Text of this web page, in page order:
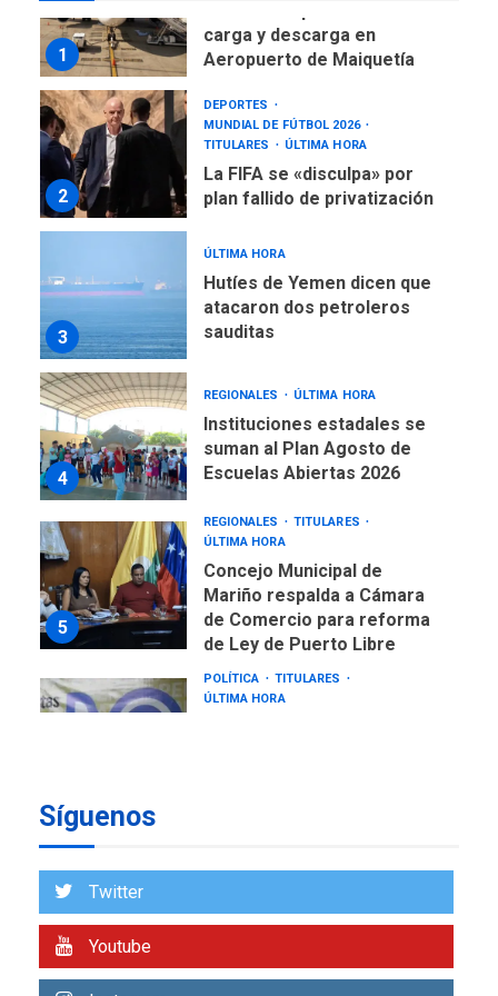
1
carga y descarga en
Aeropuerto de Maiquetía
2
DEPORTES
MUNDIAL DE FÚTBOL 2026
TITULARES
ÚLTIMA HORA
La FIFA se «disculpa» por
plan fallido de privatización
3
ÚLTIMA HORA
Hutíes de Yemen dicen que
atacaron dos petroleros
sauditas
4
REGIONALES ÚLTIMA HORA
Instituciones estadales se
suman al Plan Agosto de
Escuelas Abiertas 2026
5
REGIONALES
TITULARES
ÚLTIMA HORA
Concejo Municipal de
Mariño respalda a Cámara
de Comercio para reforma
de Ley de Puerto Libre
POLÍTICA
TITULARES
ÚLTIMA HORA
7
regional nos respaldaron
asegura Gustavo Duque
Síguenos
Twitter
Youtube